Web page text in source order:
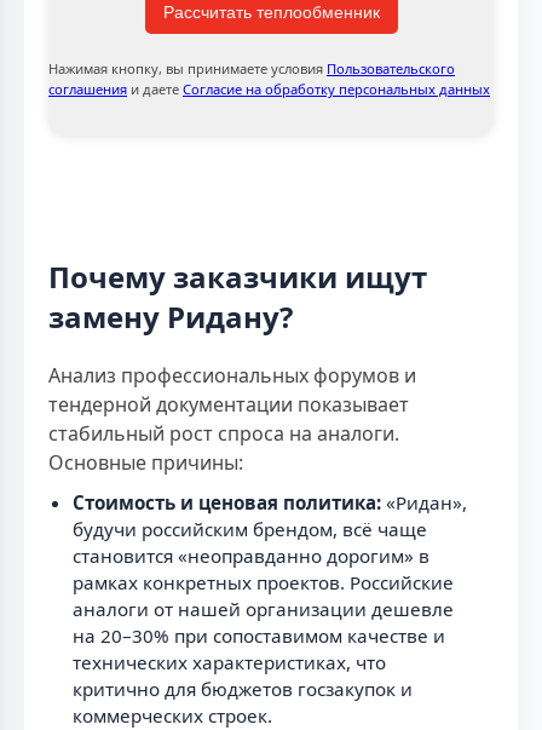
Рассчитать теплообменник
Нажимая кнопку, вы принимаете условия Пользовательского
соглашения и даете Согласие на обработку персональных данных
Почему заказчики ищут
замену Ридану?
Анализ профессиональных форумов и
тендерной документации показывает
стабильный рост спроса на аналоги.
Основные причины:
Стоимость и ценовая политика: «Ридан»,
будучи российским брендом, всё чаще
становится «неоправданно дорогим» в
рамках конкретных проектов. Российские
аналоги от нашей организации дешевле
на 20–30% при сопоставимом качестве и
технических характеристиках, что
критично для бюджетов госзакупок и
коммерческих строек.